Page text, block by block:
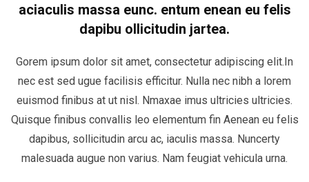
aciaculis massa eunc. entum enean eu felis
dapibu ollicitudin jartea.
Gorem ipsum dolor sit amet, consectetur adipiscing elit.In
nec est sed ugue facilisis efficitur. Nulla nec nibh a lorem
euismod finibus at ut nisl. Nmaxae imus ultricies ultricies.
Quisque finibus convallis leo elementum fin Aenean eu felis
dapibus, sollicitudin arcu ac, iaculis massa. Nuncerty
malesuada augue non varius. Nam feugiat vehicula urna.